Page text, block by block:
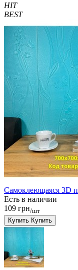
HIT
BEST
Самоклеющаяся 3D
Есть в наличии
109 грн/шт
Купить Купить